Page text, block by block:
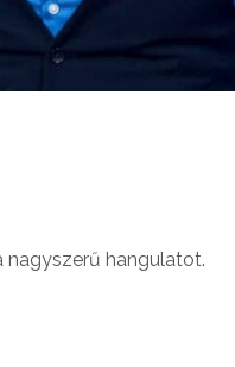
nagyszerű hangulatot.